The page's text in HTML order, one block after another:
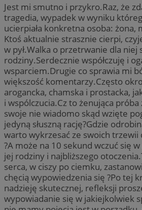
Jest mi smutno i przykro.Raz, że
tragedia, wypadek w wyniku
ucierpiała konkretna osoba: żona,
Ktoś aktualnie strasznie cierpi,
w pył.Walka o przetrwanie dla niej
rodziny.Serdecznie współczuję i
wsparciem.Drugie co sprawia mi
większość komentarzy.Często
arogancka, chamska i prostacka,
i wspólczucia.Cz to żenująca
swoje nie wiadomo skąd wzięte
jedyną słuszną rację?Gdzie
warto wykrzesać ze swoich
?A może na 10 sekund wczuć się
jej rodziny i najbliższego
serca, w ciszy po ciemku,
chęcią wypowiedzenia się ?Po tej
nadzieję skutecznej, refleksji
wypowiadanie się w jakiejkolwiek